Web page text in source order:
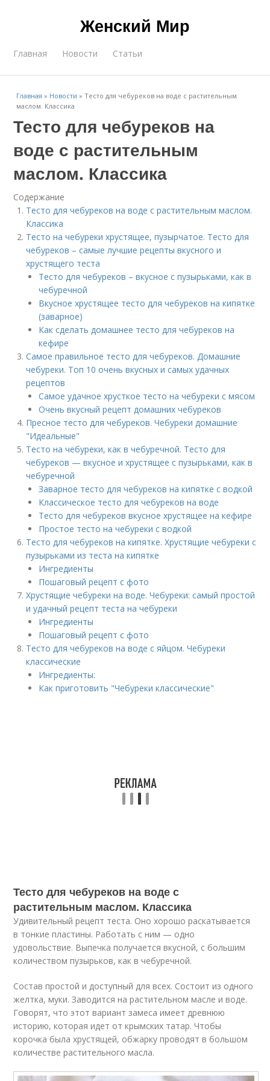
Женский Мир
Главная Новости Статьи
Главная » Новости »Тесто для чебуреков на воде с растительным
маслом. Классика
Тесто для чебуреков на
воде с растительным
маслом. Классика
Содержание
Тесто для чебуреков на воде с растительным маслом.
Классика
Тесто на чебуреки хрустящее, пузырчатое. Тесто для
чебуреков – самые лучшие рецепты вкусного и
хрустящего теста
Тесто для чебуреков – вкусное с пузырьками, как в
чебуречной
Вкусное хрустящее тесто для чебуреков на кипятке
(заварное)
Как сделать домашнее тесто для чебуреков на
кефире
Самое правильное тесто для чебуреков. Домашние
чебуреки. Топ 10 очень вкусных и самых удачных
рецептов
Самое удачное хрусткое тесто на чебуреки с мясом
Очень вкусный рецепт домашних чебуреков
Пресное тесто для чебуреков. Чебуреки домашние
"Идеальные"
Тесто на чебуреки, как в чебуречной. Тесто для
чебуреков — вкусное и хрустящее с пузырьками, как в
чебуречной
Заварное тесто для чебуреков на кипятке с водкой
Классическое тесто для чебуреков на воде
Тесто для чебуреков вкусное хрустящее на кефире
Простое тесто на чебуреки с водкой
Тесто для чебуреков на кипятке. Хрустящие чебуреки с
пузырьками из теста на кипятке
Ингредиенты
Пошаговый рецепт с фото
Хрустящие чебуреки на воде. Чебуреки: самый простой
и удачный рецепт теста на чебуреки
Ингредиенты
Пошаговый рецепт с фото
Тесто для чебуреков на воде с яйцом. Чебуреки
классические
Ингредиенты:
Как приготовить "Чебуреки классические"
Тесто для чебуреков на воде с
растительным маслом. Классика
Удивительный рецепт теста. Оно хорошо раскатывается
в тонкие пластины. Работать с ним — одно
удовольствие. Выпечка получается вкусной, с большим
количеством пузырьков, как в чебуречной.
Состав простой и доступный для всех. Состоит из одного
желтка, муки. Заводится на растительном масле и воде.
Говорят, что этот вариант замеса имеет древнюю
историю, которая идет от крымских татар. Чтобы
корочка была хрустящей, обжарку проводят в большом
количестве растительного масла.